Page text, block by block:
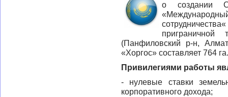
о создании
приграничной
(Панфиловский р-н,
«Хоргос» составляет 764
Привилегиями работы
- нулевые ставки
корпоративного дохода;